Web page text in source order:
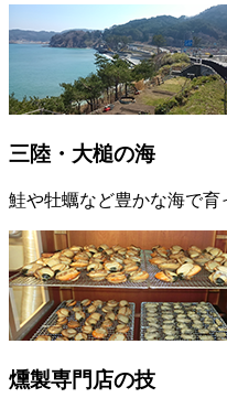
三陸・大槌の海
鮭や牡蠣など豊かな海で
燻製専門店の技